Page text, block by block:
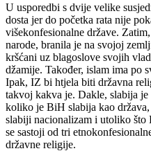
U usporedbi s dvije velike
dosta jer do početka rata nije
višekonfesionalne države.
narode, branila je na svojoj
kršćani uz blagoslove svojih
džamije. Također, islam ima po
Ipak, IZ bi htjela biti državna
takvoj kakva je. Dakle, slabija
koliko je BiH slabija kao
slabiji nacionalizam i utoliko što
se sastoji od tri
državne religije.